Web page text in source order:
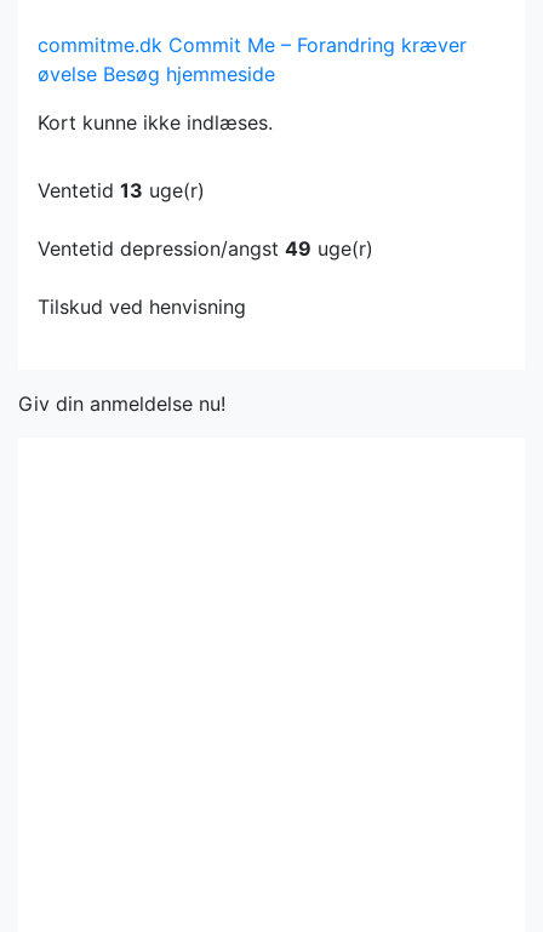
commitme.dk Commit Me – Forandring kræver
øvelse Besøg hjemmeside
Kort kunne ikke indlæses.
Ventetid 13 uge(r)
Ventetid depression/angst 49 uge(r)
Tilskud ved henvisning
Giv din anmeldelse nu!